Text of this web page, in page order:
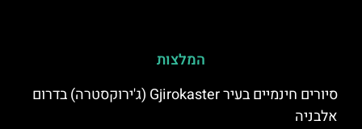
המלצות
סיורים חינמיים בעיר Gjirokaster (ג'ירוקסטרה) בדרום
אלבניה